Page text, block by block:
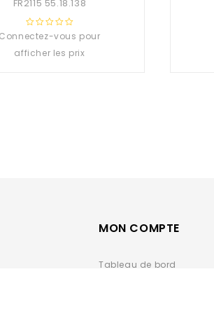
FR2115 55.18.138
0
Connectez-vous pour
afficher les prix
MON COMPTE
Tableau de bord